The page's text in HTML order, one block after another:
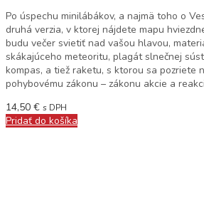
Po úspechu minilábákov, a najmä toho o
druhá verzia, v ktorej nájdete mapu
budu večer svietiť nad vašou hlavou,
skákajúceho meteoritu, plagát slnečnej
kompas, a tiež raketu, s ktorou sa pozriete
pohybovému zákonu – zákonu akcie a
14,50 € s DPH
Pridať do košíka